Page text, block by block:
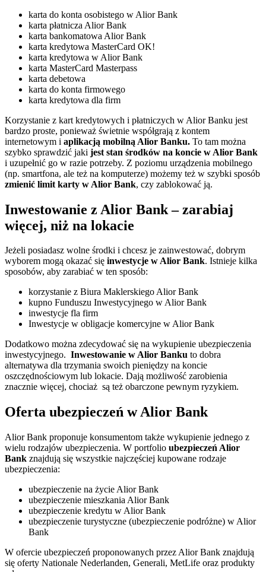
karta do konta osobistego w Alior Bank
karta płatnicza Alior Bank
karta bankomatowa Alior Bank
karta kredytowa MasterCard OK!
karta kredytowa w Alior Bank
karta MasterCard Masterpass
karta debetowa
karta do konta firmowego
karta kredytowa dla firm
Korzystanie z kart kredytowych i płatniczych w Alior Banku jest
bardzo proste, ponieważ świetnie współgrają z kontem
internetowym i aplikacją mobilną Alior Banku. To tam można
szybko sprawdzić jaki jest stan środków na koncie w Alior Bank
i uzupełnić go w razie potrzeby. Z poziomu urządzenia mobilnego
(np. smartfona, ale też na komputerze) możemy też w szybki sposób
zmienić limit karty w Alior Bank, czy zablokować ją.
Inwestowanie z Alior Bank – zarabiaj
więcej, niż na lokacie
Jeżeli posiadasz wolne środki i chcesz je zainwestować, dobrym
wyborem mogą okazać się inwestycje w Alior Bank. Istnieje kilka
sposobów, aby zarabiać w ten sposób:
korzystanie z Biura Maklerskiego Alior Bank
kupno Funduszu Inwestycyjnego w Alior Bank
inwestycje fla firm
Inwestycje w obligacje komercyjne w Alior Bank
Dodatkowo można zdecydować się na wykupienie ubezpieczenia
inwestycyjnego. Inwestowanie w Alior Banku to dobra
alternatywa dla trzymania swoich pieniędzy na koncie
oszczędnościowym lub lokacie. Dają możliwość zarobienia
znacznie więcej, chociaż są też obarczone pewnym ryzykiem.
Oferta ubezpieczeń w Alior Bank
Alior Bank proponuje konsumentom także wykupienie jednego z
wielu rodzajów ubezpieczenia. W portfolio ubezpieczeń Alior
Bank znajdują się wszystkie najczęściej kupowane rodzaje
ubezpieczenia:
ubezpieczenie na życie Alior Bank
ubezpieczenie mieszkania Alior Bank
ubezpieczenie kredytu w Alior Bank
ubezpieczenie turystyczne (ubezpieczenie podróżne) w Alior
Bank
W ofercie ubezpieczeń proponowanych przez Alior Bank znajdują
się oferty Nationale Nederlanden, Generali, MetLife oraz produkty